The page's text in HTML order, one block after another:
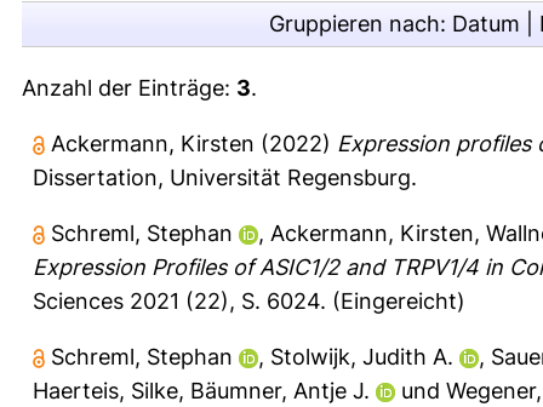
Gruppieren nach: Datum
Anzahl der Einträge: 3.
Ackermann, Kirsten (2022) Expression profiles
Dissertation, Universität Regensburg.
Schreml, Stephan , Ackermann, Kirsten,
Expression Profiles of ASIC1/2 and TRPV1/4 in
Sciences 2021 (22), S. 6024. (Eingereicht)
Schreml, Stephan , Stolwijk, Judith A. ,
Haerteis, Silke, Bäumner, Antje J. und